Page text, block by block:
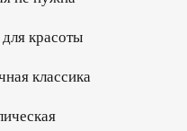
красоты
классика